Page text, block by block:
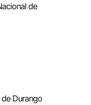
de
Durango